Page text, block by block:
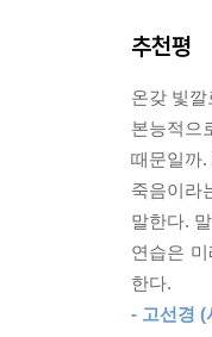
우리는
없기 때문
--- p.121
고통이
도 불구
다.
--- p.142
아니다.
“어떤 마
우리를 일
학창 시
무척 마
집을 떠
추천평
온갖 빛
본능적으
때문일까
죽음이라
말한다.
연습은
한다.
- 고선경 (